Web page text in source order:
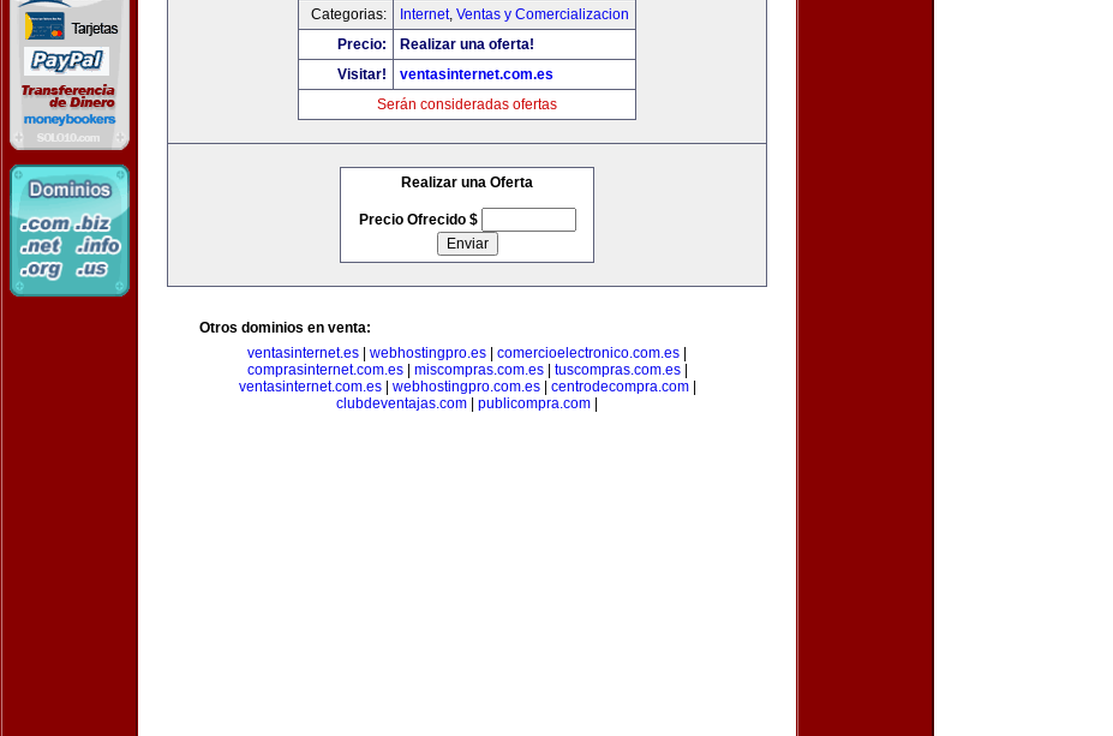
Categorias:
Internet, Ventas y Comercializacion
Precio:
Realizar una oferta!
Visitar!
ventasinternet.com.es
Serán consideradas ofertas
Realizar una Oferta
Precio Ofrecido $
Otros dominios en venta:
ventasinternet.es
webhostingpro.es comercioelectronico.com.es
comprasinternet.com.es| miscompras.com.es| tuscompras.com.es|
ventasinternet.com.es| webhostingpro.com.es| centrodecompra.com|
clubdeventajas.com
publicompra.com